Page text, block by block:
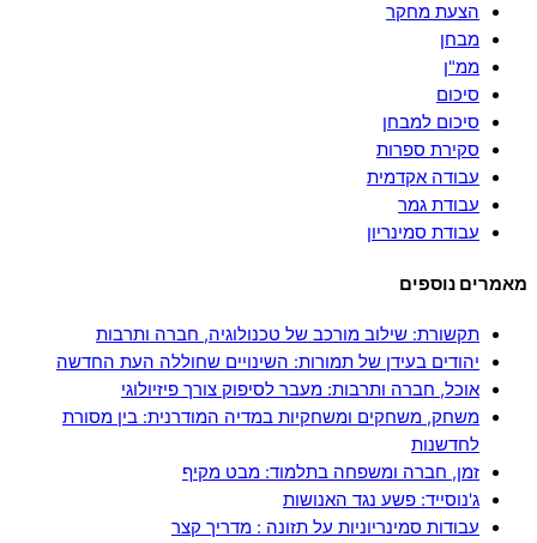
הצעת מחקר
מבחן
ממ"ן
סיכום
סיכום למבחן
סקירת ספרות
עבודה אקדמית
עבודת גמר
עבודת סמינריון
מאמרים נוספים
תקשורת: שילוב מורכב של טכנולוגיה, חברה ותרבות
יהודים בעידן של תמורות: השינויים שחוללה העת החדשה
אוכל, חברה ותרבות: מעבר לסיפוק צורך פיזיולוגי
משחק, משחקים ומשחקיות במדיה המודרנית: בין מסורת
לחדשנות
זמן, חברה ומשפחה בתלמוד: מבט מקיף
ג'נוסייד: פשע נגד האנושות
עבודות סמינריוניות על תזונה : מדריך קצר